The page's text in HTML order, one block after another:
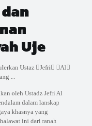
Uje
oleh Ustadz Jefri Al
dalam lanskap
khasnya yang
ini dari ranah